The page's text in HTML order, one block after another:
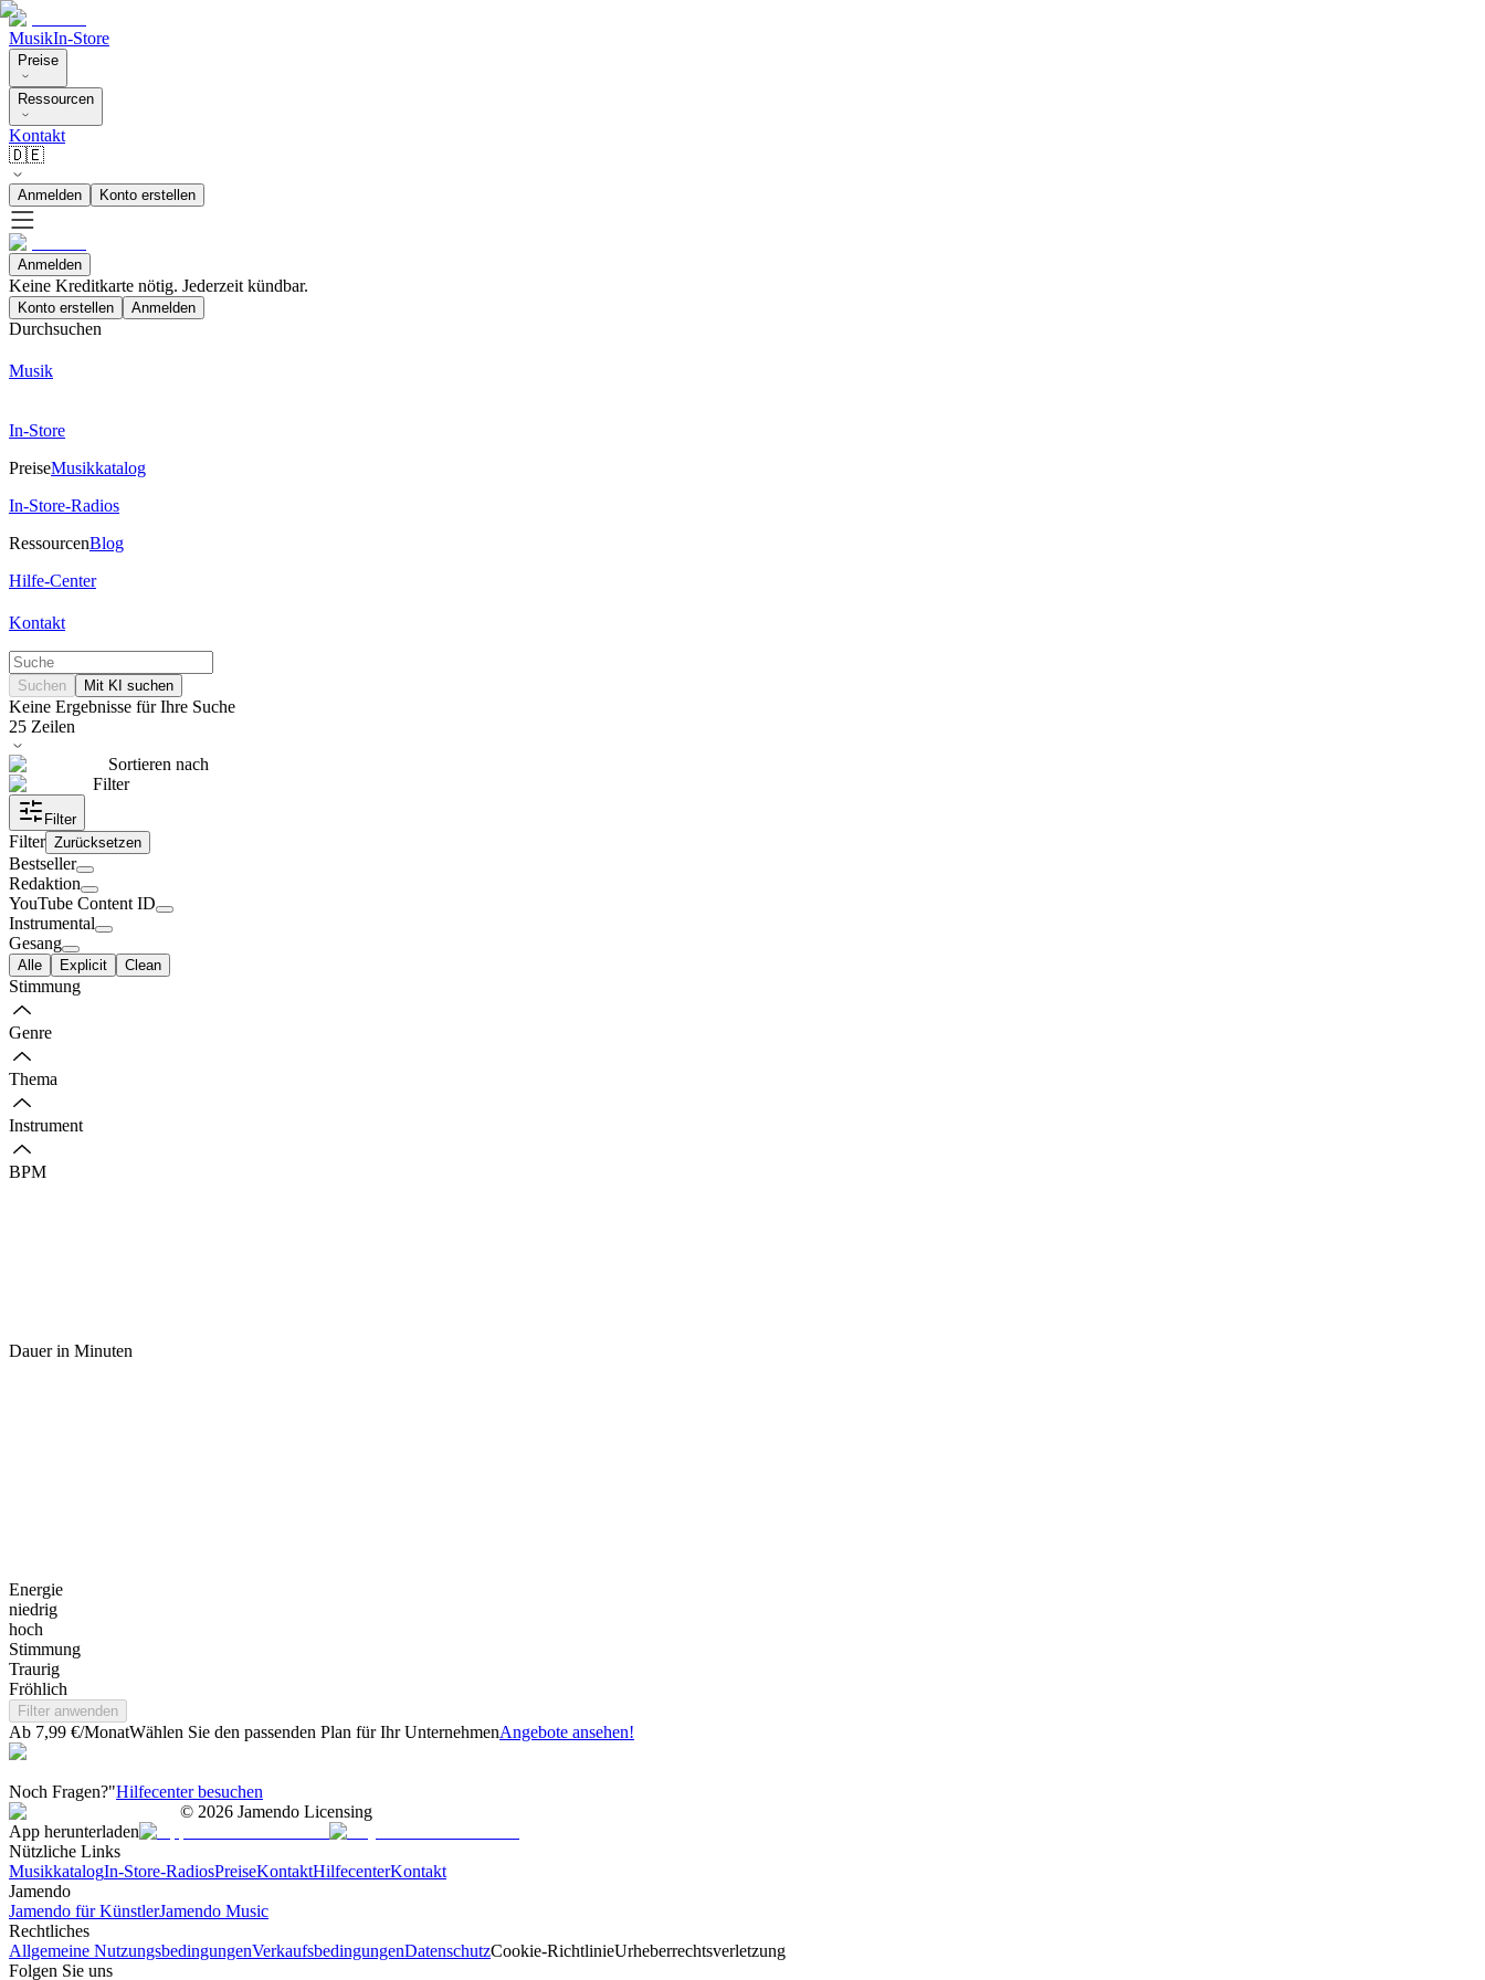
MusikIn-Store
Preise
Ressourcen
Kontakt
🇩🇪
Anmelden Konto erstellen
Anmelden
Keine Kreditkarte nötig. Jederzeit kündbar.
Konto erstellen Anmelden
Durchsuchen
Musik
In-Store
PreiseMusikkatalog
In-Store-Radios
RessourcenBlog
Hilfe-Center
Kontakt
Suchen Mit KI suchen
Keine Ergebnisse für Ihre Suche
25 Zeilen
Sortieren nach
Filter
Filter
Filter Zurücksetzen
Bestseller
Redaktion
YouTube Content ID
Instrumental
Gesang
Alle Explicit Clean
Stimmung
Genre
Thema
Instrument
BPM
Dauer in Minuten
Energie
niedrig
hoch
Stimmung
Traurig
Fröhlich
Filter anwenden
Ab 7,99 €/MonatWählen Sie den passenden Plan für Ihr UnternehmenAngebote ansehen!
Noch Fragen?"Hilfecenter besuchen
© 2026 Jamendo Licensing
App herunterladen
Nützliche Links
MusikkatalogIn-Store-RadiosPreiseKontaktHilfecenterKontakt
Jamendo
Jamendo für KünstlerJamendo Music
Rechtliches
Allgemeine NutzungsbedingungenVerkaufsbedingungenDatenschutzCookie-RichtlinieUrheberrechtsverletzung
Folgen Sie uns